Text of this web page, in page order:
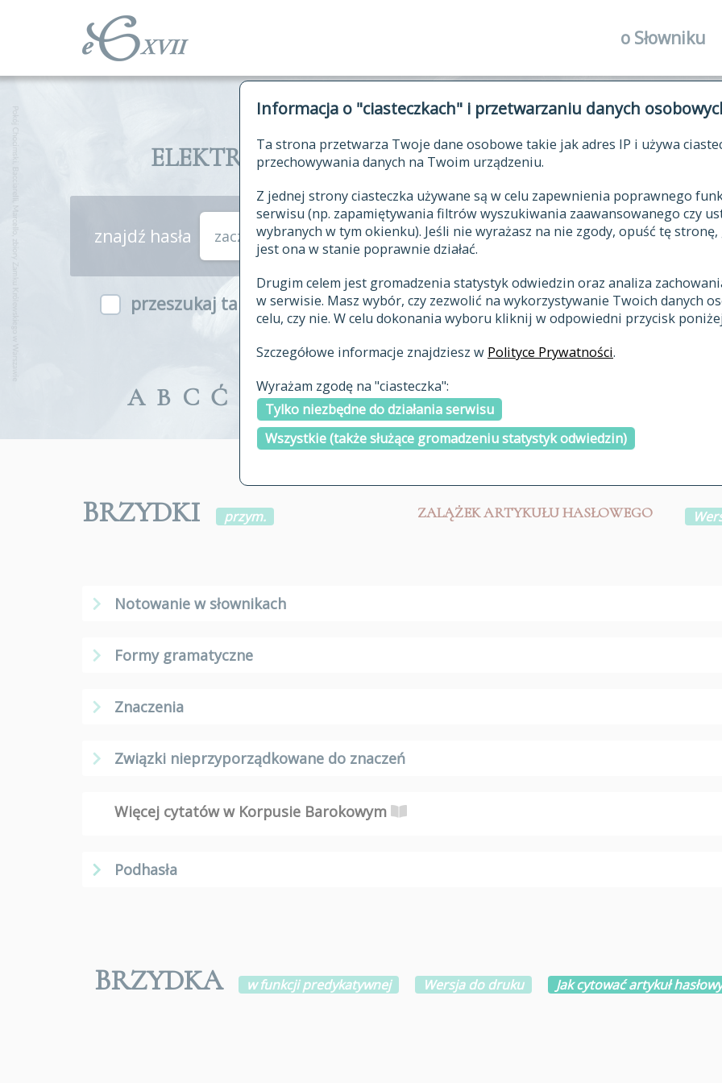
Informacja o "ciasteczkach" i przetwarzaniu danych
Ta strona przetwarza Twoje dane osobowe takie jak adres IP i używa
przechowywania danych na Twoim urządzeniu.
Z jednej strony ciasteczka używane są w celu zapewnienia poprawnego
serwisu (np. zapamiętywania filtrów wyszukiwania zaawansowanego czy
wybranych w tym okienku). Jeśli nie wyrażasz na nie zgody, opuść tę
jest ona w stanie poprawnie działać.
Drugim celem jest gromadzenia statystyk odwiedzin oraz analiza
w serwisie. Masz wybór, czy zezwolić na wykorzystywanie Twoich danych
celu, czy nie. W celu dokonania wyboru kliknij w odpowiedni przycisk
Szczegółowe informacje znajdziesz w Polityce Prywatności.
Wyrażam zgodę na "ciasteczka":
Tylko niezbędne do działania serwisu
Wszystkie (także służące gromadzeniu statystyk odwiedzin)
o Słowniku
historia
publikacje
autorzy
zasady
najnowsze
ostatnio
ELEKTRONICZNY SŁOWNIK JĘZYKA
znajdź hasła zaczynające się od
przeszukaj także hasła w indeksie
A B C Ć E F G H I J K L Ł M
BRZYDKI przym. ZALĄŻEK ARTYKUŁU HASŁOWEGO
Notowanie w słownikach
Formy gramatyczne
Znaczenia
Związki nieprzyporządkowane do znaczeń
Więcej cytatów w Korpusie Barokowym
Podhasła
BRZYDKA w funkcji predykatywnej Wersja do druku Jak cytować artykuł hasłowy